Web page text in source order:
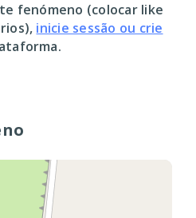
fenómeno (colocar like
inicie sessão ou crie